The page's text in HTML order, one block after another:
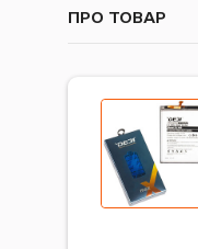
ПРО ТОВАР